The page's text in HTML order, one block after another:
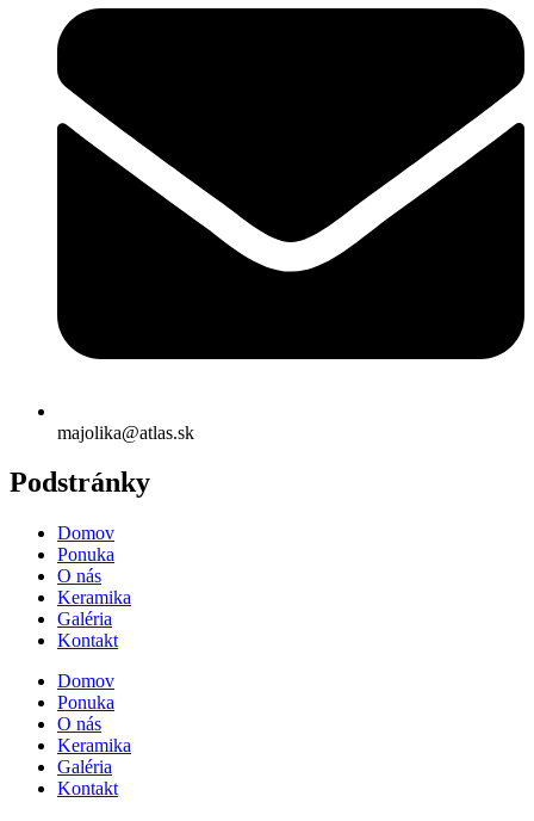
majolika@atlas.sk
Podstránky
Domov
Ponuka
O nás
Keramika
Galéria
Kontakt
Domov
Ponuka
O nás
Keramika
Galéria
Kontakt